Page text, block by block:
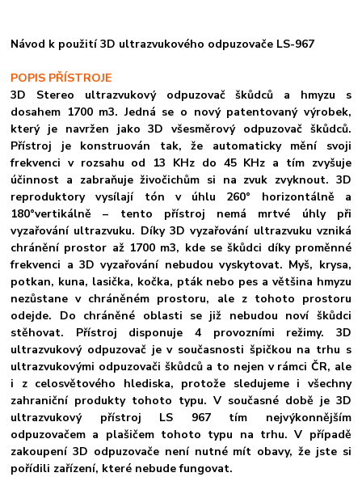
Návod k použití 3D ultrazvukového odpuzovače LS-967
POPIS PŘÍSTROJE
3D Stereo ultrazvukový odpuzovač škůdců a hmyzu s
dosahem 1700 m3. Jedná se o nový patentovaný výrobek,
který je navržen jako 3D všesměrový odpuzovač škůdců.
Přístroj je konstruován tak, že automaticky mění svoji
frekvenci v rozsahu od 13 KHz do 45 KHz a tím zvyšuje
účinnost a zabraňuje živočichům si na zvuk zvyknout. 3D
reproduktory vysílají tón v úhlu 260° horizontálně a
180°vertikálně – tento přístroj nemá mrtvé úhly při
vyzařování ultrazvuku. Díky 3D vyzařování ultrazvuku vzniká
chránění prostor až 1700 m3, kde se škůdci díky proměnné
frekvenci a 3D vyzařování nebudou vyskytovat. Myš, krysa,
potkan, kuna, lasička, kočka, pták nebo pes a většina hmyzu
nezůstane v chráněném prostoru, ale z tohoto prostoru
odejde. Do chráněné oblasti se již nebudou noví škůdci
stěhovat. Přístroj disponuje 4 provozními režimy. 3D
ultrazvukový odpuzovač je v současnosti špičkou na trhu s
ultrazvukovými odpuzovači škůdců a to nejen v rámci ČR, ale
i z celosvětového hlediska, protože sledujeme i všechny
zahraniční produkty tohoto typu. V současné době je 3D
ultrazvukový přístroj LS 967 tím nejvýkonnějším
odpuzovačem a plašičem tohoto typu na trhu. V případě
zakoupení 3D odpuzovače není nutné mít obavy, že jste si
pořídili zařízení, které nebude fungovat.